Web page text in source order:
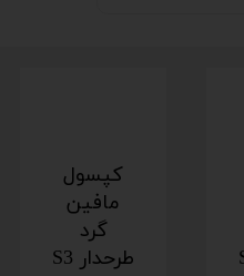
کپسول
مافین
گرد
طرحدار S3